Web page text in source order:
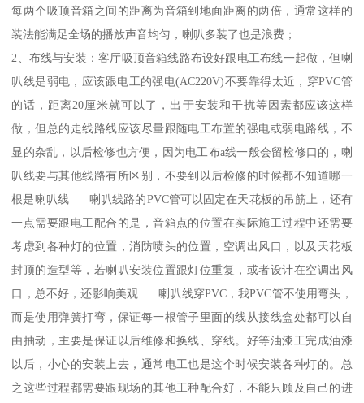
每两个吸顶音箱之间的距离为音箱到地面距离的两倍，通常这样的
装法能满足全场的播放声音均匀，喇叭多装了也是浪费；
2、布线与安装：客厅吸顶音箱线路布设好跟电工布线一起做，但喇
叭线是弱电，应该跟电工的强电(AC220V)不要靠得太近，穿PVC管
的话，距离20厘米就可以了，出于安装和干扰等因素都应该这样
做，但总的走线路线应该尽量跟随电工布置的强电或弱电路线，不
显的杂乱，以后检修也方便，因为电工布a线一般会留检修口的，喇
叭线要与其他线路有所区别，不要到以后检修的时候都不知道哪一
根是喇叭线 喇叭线路的PVC管可以固定在天花板的吊筋上，还有
一点需要跟电工配合的是，音箱点的位置在实际施工过程中还需要
考虑到各种灯的位置，消防喷头的位置，空调出风口，以及天花板
封顶的造型等，若喇叭安装位置跟灯位重复，或者设计在空调出风
口，总不好，还影响美观 喇叭线穿PVC，我PVC管不使用弯头，
而是使用弹簧打弯，保证每一根管子里面的线从接线盒处都可以自
由抽动，主要是保证以后维修和换线、穿线。好等油漆工完成油漆
以后，小心的安装上去，通常电工也是这个时候安装各种灯的。总
之这些过程都需要跟现场的其他工种配合好，不能只顾及自己的进